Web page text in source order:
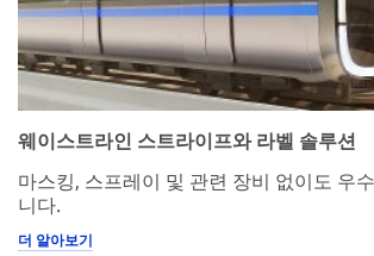
the U.S. If
you do not
consent to
this use of
personal
information,
please do
not use this
system.
웨이스트라인 스트라이프와 라벨 솔루션
마스킹, 스프레이 및 관련 장비 없이도 우
니다.
더 알아보기